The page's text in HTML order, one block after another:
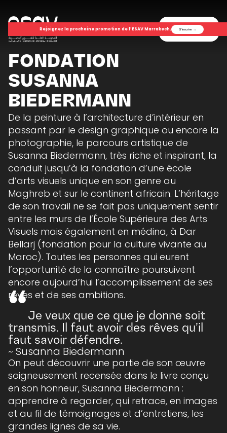
Rejoignez la prochaine promotion de l’ESAV Marrakech. S'inscrire →
Menu
FONDATION
SUSANNA
BIEDERMANN
De la peinture à l’architecture d’intérieur en
passant par le design graphique ou encore la
photographie, le parcours artistique de
Susanna Biedermann, très riche et inspirant, la
conduit jusqu’à la fondation d’une école
d’arts visuels unique en son genre au
Maghreb et sur le continent africain. L’héritage
de son travail ne se fait pas uniquement sentir
entre les murs de l’École Supérieure des Arts
Visuels mais également en médina, à Dar
Bellarj (fondation pour la culture vivante au
Maroc). Toutes les personnes qui eurent
l’opportunité de la connaître poursuivent
encore aujourd’hui l’accomplissement de ses
rêves et de ses ambitions.
“Je veux que ce que je donne soit
transmis. Il faut avoir des rêves qu’il
faut savoir défendre.
~ Susanna Biedermann
On peut découvrir une partie de son œuvre
soigneusement recensée dans le livre conçu
en son honneur, Susanna Biedermann :
apprendre à regarder, qui retrace, en images
et au fil de témoignages et d’entretiens, les
grandes lignes de sa vie.